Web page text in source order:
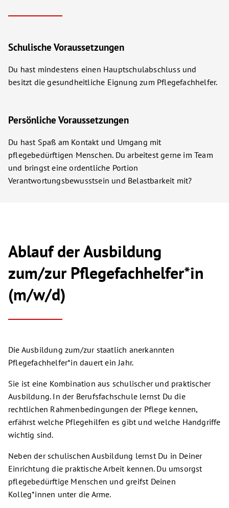
Schulische Voraussetzungen
Du hast mindestens einen Hauptschulabschluss und
besitzt die gesundheitliche Eignung zum Pflegefachhelfer.
Persönliche Voraussetzungen
Du hast Spaß am Kontakt und Umgang mit
pflegebedürftigen Menschen. Du arbeitest gerne im Team
und bringst eine ordentliche Portion
Verantwortungsbewusstsein und Belastbarkeit mit?
Ablauf der Ausbildung
zum/zur Pflegefachhelfer*in
(m/w/d)
Die Ausbildung zum/zur staatlich anerkannten
Pflegefachhelfer*in dauert ein Jahr.
Sie ist eine Kombination aus schulischer und praktischer
Ausbildung. In der Berufsfachschule lernst Du die
rechtlichen Rahmenbedingungen der Pflege kennen,
erfährst welche Pflegehilfen es gibt und welche Handgriffe
wichtig sind.
Neben der schulischen Ausbildung lernst Du in Deiner
Einrichtung die praktische Arbeit kennen. Du umsorgst
pflegebedürftige Menschen und greifst Deinen
Kolleg*innen unter die Arme.